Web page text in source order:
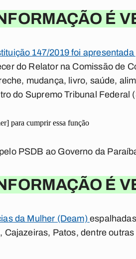
É
147/2019 foi
do Relator na Comissão de
mudança, livro, saúde,
do Supremo Tribunal Federal
para cumprir essa função
PSDB ao Governo da
É
da Mulher (Deam)
Cajazeiras, Patos, dentre